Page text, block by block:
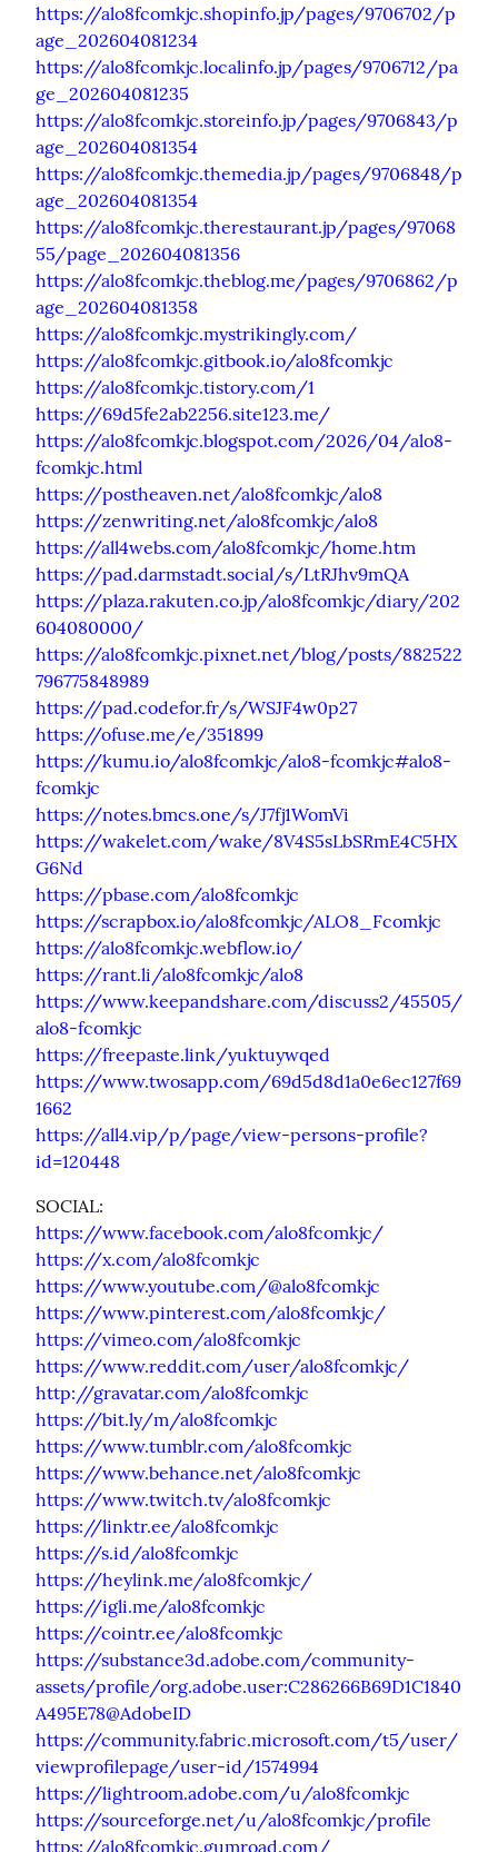
https://alo8fcomkjc.shopinfo.jp/pages/9706702/p
age_202604081234
https://alo8fcomkjc.localinfo.jp/pages/9706712/pa
ge_202604081235
https://alo8fcomkjc.storeinfo.jp/pages/9706843/p
age_202604081354
https://alo8fcomkjc.themedia.jp/pages/9706848/p
age_202604081354
https://alo8fcomkjc.therestaurant.jp/pages/97068
55/page_202604081356
https://alo8fcomkjc.theblog.me/pages/9706862/p
age_202604081358
https://alo8fcomkjc.mystrikingly.com/
https://alo8fcomkjc.gitbook.io/alo8fcomkjc
https://alo8fcomkjc.tistory.com/1
https://69d5fe2ab2256.site123.me/
https://alo8fcomkjc.blogspot.com/2026/04/alo8-
fcomkjc.html
https://postheaven.net/alo8fcomkjc/alo8
https://zenwriting.net/alo8fcomkjc/alo8
https://all4webs.com/alo8fcomkjc/home.htm
https://pad.darmstadt.social/s/LtRJhv9mQA
https://plaza.rakuten.co.jp/alo8fcomkjc/diary/202
604080000/
https://alo8fcomkjc.pixnet.net/blog/posts/882522
796775848989
https://pad.codefor.fr/s/WSJF4w0p27
https://ofuse.me/e/351899
https://kumu.io/alo8fcomkjc/alo8-fcomkjc#alo8-
fcomkjc
https://notes.bmcs.one/s/J7fj1WomVi
https://wakelet.com/wake/8V4S5sLbSRmE4C5HX
G6Nd
https://pbase.com/alo8fcomkjc
https://scrapbox.io/alo8fcomkjc/ALO8_Fcomkjc
https://alo8fcomkjc.webflow.io/
https://rant.li/alo8fcomkjc/alo8
https://www.keepandshare.com/discuss2/45505/
alo8-fcomkjc
https://freepaste.link/yuktuywqed
https://www.twosapp.com/69d5d8d1a0e6ec127f69
1662
https://all4.vip/p/page/view-persons-profile?
id=120448
https://www.facebook.com/alo8fcomkjc/
https://x.com/alo8fcomkjc
https://www.youtube.com/@alo8fcomkjc
https://www.pinterest.com/alo8fcomkjc/
https://vimeo.com/alo8fcomkjc
https://www.reddit.com/user/alo8fcomkjc/
http://gravatar.com/alo8fcomkjc
https://bit.ly/m/alo8fcomkjc
https://www.tumblr.com/alo8fcomkjc
https://www.behance.net/alo8fcomkjc
https://www.twitch.tv/alo8fcomkjc
https://linktr.ee/alo8fcomkjc
https://s.id/alo8fcomkjc
https://heylink.me/alo8fcomkjc/
https://igli.me/alo8fcomkjc
https://cointr.ee/alo8fcomkjc
https://substance3d.adobe.com/community-
assets/profile/org.adobe.user:C286266B69D1C1840
A495E78@AdobeID
https://community.fabric.microsoft.com/t5/user/
viewprofilepage/user-id/1574994
https://lightroom.adobe.com/u/alo8fcomkjc
https://sourceforge.net/u/alo8fcomkjc/profile
https://alo8fcomkjc.gumroad.com/